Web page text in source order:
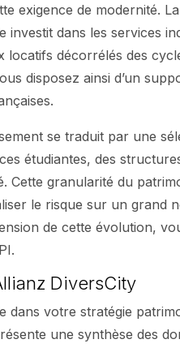
exigence de modernité.
dans les services
décorrélés des
disposez ainsi d’un
se traduit par une
étudiantes, des
Cette granularité du
le risque sur un grand
de cette évolution,
DiversCity
votre stratégie
une synthèse des